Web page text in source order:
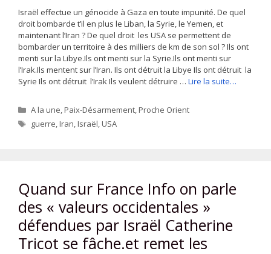
Israël effectue un génocide à Gaza en toute impunité. De quel
droit bombarde t’il en plus le Liban, la Syrie, le Yemen, et
maintenant l’Iran ? De quel droit les USA se permettent de
bombarder un territoire à des milliers de km de son sol ? Ils ont
menti sur la Libye.Ils ont menti sur la Syrie.Ils ont menti sur
l’Irak.Ils mentent sur l’Iran. Ils ont détruit la Libye Ils ont détruit la
Syrie Ils ont détruit l’Irak Ils veulent détruire … Lire la suite…
Catégories
A la une,Paix-Désarmement,Proche Orient
Étiquettes
guerre,Iran,Israël,USA
Quand sur France Info on parle
des « valeurs occidentales »
défendues par Israël Catherine
Tricot se fâche.et remet les